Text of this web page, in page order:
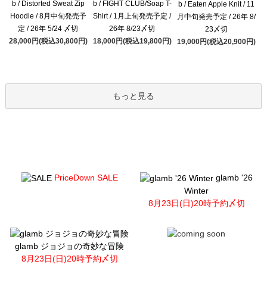
b / Distorted Sweat Zip
Hoodie / 8月中旬発売予
定 / 26年 5/24 〆切
28,000円(税込30,800円)
b / FIGHT CLUB/Soap T-
Shirt / 1月上旬発売予定 /
26年 8/23〆切
18,000円(税込19,800円)
b / Eaten Apple Knit / 11
月中旬発売予定 / 26年 8/
23〆切
19,000円(税込20,900円)
もっと見る
PriceDown SALE
glamb '26
Winter
8月23日(日)20時予約〆切
glamb ジョジョの奇妙な冒険
8月23日(日)20時予約〆切